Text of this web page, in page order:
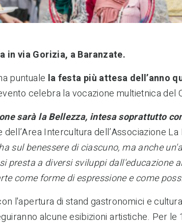
in via Gorizia, a Baranzate.
puntuale la festa più attesa dell’anno
celebra la vocazione multietnica del
sarà la Bellezza, intesa soprattutto
Intercultura dell’Associazione La
sul benessere di ciascuno, ma anche
presta a diversi sviluppi dall'educazione
come forme di espressione e come
l'apertura di stand gastronomici e
alcune esibizioni artistiche. Per le